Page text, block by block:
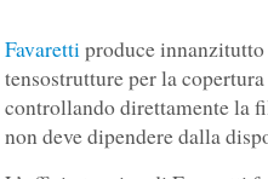
Favarettiproduce
tensostrutture per la
controllando direttamente la
non deve dipendere dalla